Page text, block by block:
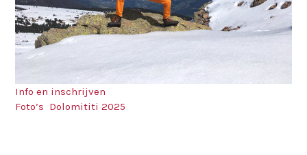
Info en inschrijven
Foto’s Dolomititi 2025